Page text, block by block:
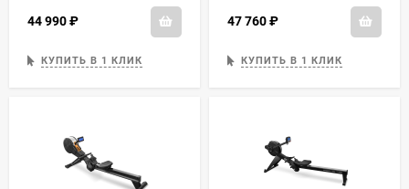
44 990
КУПИТЬ В 1 КЛИК
47 760
КУПИТЬ В 1 КЛИК